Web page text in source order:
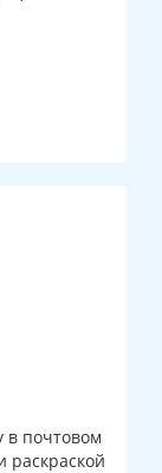
почтовом
раскраской